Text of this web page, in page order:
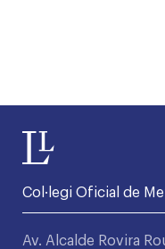
Col·legi Oficial de
Av. Alcalde Rovira